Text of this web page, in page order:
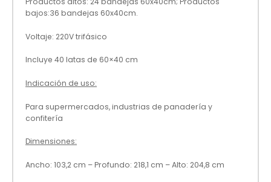
bajos:36 bandejas 60x40cm.
Voltaje: 220V trifásico
Incluye 40 latas de 60×40 cm
Indicación de uso:
Para supermercados, industrias de panadería y
confitería
Dimensiones:
Ancho: 103,2 cm – Profundo: 218,1 cm – Alto: 204,8 cm